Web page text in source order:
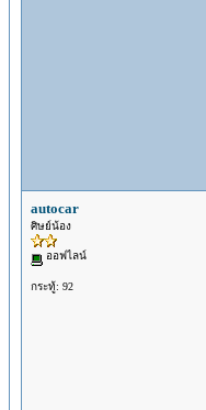
autocar
ศิษย์น้อง
ออฟไลน์
กระทู้: 92